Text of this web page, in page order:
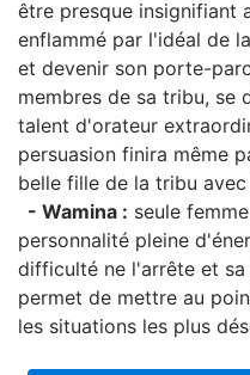
être presque insignifiant
enflammé par l'idéal de
et devenir son porte-
membres de sa tribu, se
talent d'orateur
persuasion finira même
belle fille de la tribu
- Wamina : seule
personnalité pleine
difficulté ne l'arrête et
permet de mettre au
les situations les plus